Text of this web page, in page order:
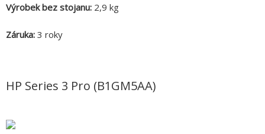
Výrobek bez stojanu: 2,9 kg
Záruka: 3 roky
HP Series 3 Pro (B1GM5AA)